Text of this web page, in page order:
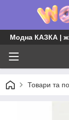
Модна КАЗКА |
Товари та